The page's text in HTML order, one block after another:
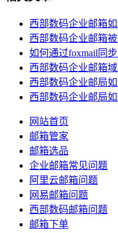
西部数码企业邮箱
西部数码企业邮箱
如何通过foxmail同
西部数码企业邮箱
西部数码企业邮局
西部数码企业邮局
网站首页
邮箱管家
邮箱选品
企业邮箱常见问题
阿里云邮箱问题
网易邮箱问题
西部数码邮箱问题
邮箱下单